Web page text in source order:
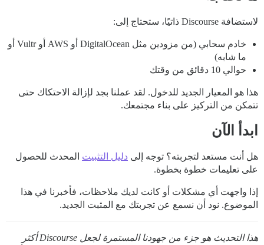
لاستضافة Discourse ذاتيًا، ستحتاج إلى:
خادم سحابي (من مزودين مثل DigitalOcean أو AWS أو Vultr أو
ما شابه)
حوالي 10 دقائق من وقتك
هذا هو المعيار الجديد للدخول. لقد عملنا بجد لإزالة الاحتكاك حتى
تتمكن من التركيز على بناء مجتمعك.
ابدأ الآن
هل أنت مستعد لتجربته؟ توجه إلى دليل التثبيت المحدث للحصول
على تعليمات خطوة بخطوة.
إذا واجهت أي مشكلات أو كانت لديك ملاحظات، فأخبرنا في هذا
الموضوع. نود أن نسمع عن تجربتك مع المثبت الجديد.
هذا التحديث هو جزء من جهودنا المستمرة لجعل Discourse أكثر